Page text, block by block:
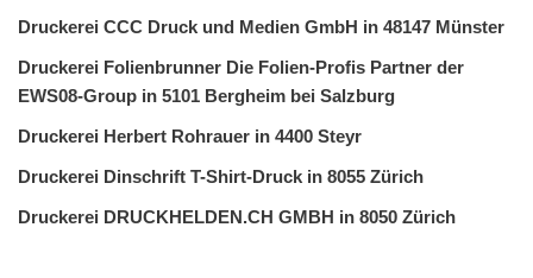
Druckerei CCC Druck und Medien GmbH in 48147 Münster
Druckerei Folienbrunner Die Folien-Profis Partner der
EWS08-Group in 5101 Bergheim bei Salzburg
Druckerei Herbert Rohrauer in 4400 Steyr
Druckerei Dinschrift T-Shirt-Druck in 8055 Zürich
Druckerei DRUCKHELDEN.CH GMBH in 8050 Zürich